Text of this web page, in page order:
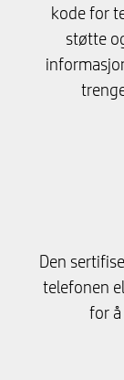
kode for
støtte
Den
telefonen
for